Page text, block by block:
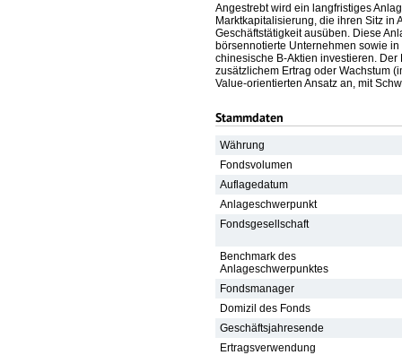
Angestrebt wird ein langfristiges
Marktkapitalisierung, die ihren Sitz in
Geschäftstätigkeit ausüben. Diese
börsennotierte Unternehmen sowie
chinesische B-Aktien investieren.
zusätzlichem Ertrag oder Wachstum
Value-orientierten Ansatz an, mit
Stammdaten
Währung
Fondsvolumen
Auflagedatum
Anlageschwerpunkt
Fondsgesellschaft
Benchmark des
Anlageschwerpunktes
Fondsmanager
Domizil des Fonds
Geschäftsjahresende
Ertragsverwendung